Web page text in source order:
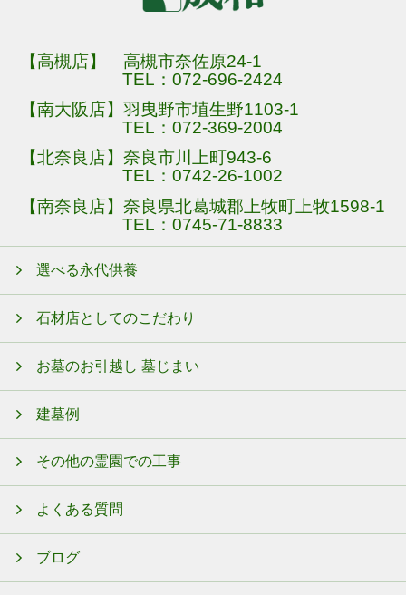
【高槻店】 高槻市奈佐原24-1
TEL：072-696-2424
【南大阪店】羽曳野市埴生野1103-1
TEL：072-369-2004
【北奈良店】奈良市川上町943-6
TEL：0742-26-1002
【南奈良店】奈良県北葛城郡上牧町上牧1598-1
TEL：0745-71-8833
選べる永代供養
石材店としてのこだわり
お墓のお引越し 墓じまい
建墓例
その他の霊園での工事
よくある質問
ブログ